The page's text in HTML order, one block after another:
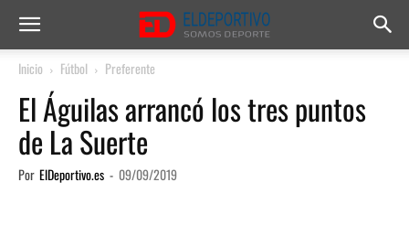
Inicio Fútbol Preferente
El Águilas arrancó los tres puntos
de La Suerte
Por ElDeportivo.es - 09/09/2019